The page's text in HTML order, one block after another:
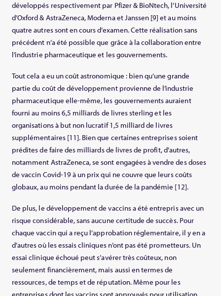
développés respectivement par Pfizer & BioNtech, l’Université
d’Oxford & AstraZeneca, Moderna et Janssen [9] et au moins
quatre autres sont en cours d’examen. Cette réalisation sans
précédent n’a été possible que grâce à la collaboration entre
l’industrie pharmaceutique et les gouvernements.
Tout cela a eu un coût astronomique : bien qu’une grande
partie du coût de développement provienne de l’industrie
pharmaceutique elle-même, les gouvernements auraient
fourni au moins 6,5 milliards de livres sterling et les
organisations à but non lucratif 1,5 milliard de livres
supplémentaires [11]. Bien que certaines entreprises soient
prédites de faire des milliards de livres de profit, d’autres,
notamment AstraZeneca, se sont engagées à vendre des doses
de vaccin Covid-19 à un prix qui ne couvre que leurs coûts
globaux, au moins pendant la durée de la pandémie [12].
De plus, le développement de vaccins a été entrepris avec un
risque considérable, sans aucune certitude de succès. Pour
chaque vaccin qui a reçu l’approbation réglementaire, il y en a
d’autres où les essais cliniques n’ont pas été prometteurs. Un
essai clinique échoué peut s’avérer très coûteux, non
seulement financièrement, mais aussi en termes de
ressources, de temps et de réputation. Même pour les